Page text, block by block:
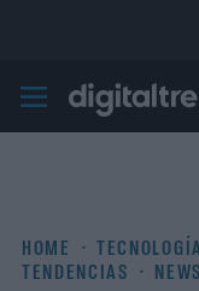
Digital
HOME
TENDENCIAS
NEWS